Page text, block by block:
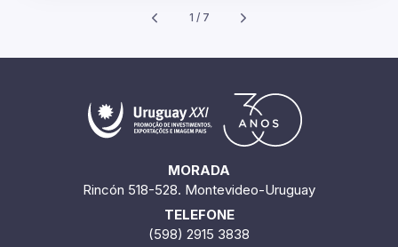
1 / 7
MORADA
Rincón 518-528. Montevideo-Uruguay
TELEFONE
(598) 2915 3838